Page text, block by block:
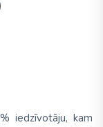
iedzīvotāju, kam